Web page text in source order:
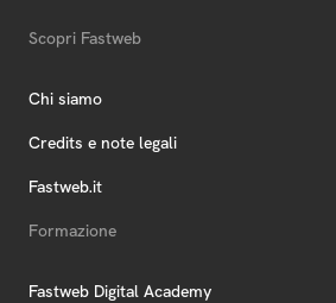
Scopri Fastweb
Chi siamo
Credits e note legali
Fastweb.it
Formazione
Fastweb Digital Academy